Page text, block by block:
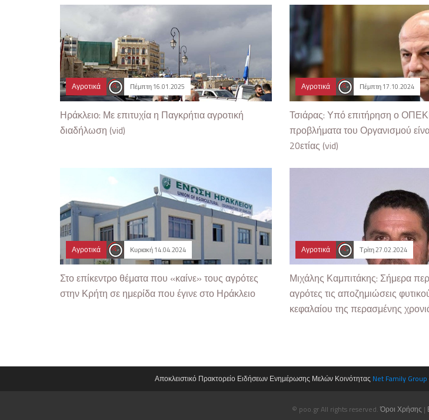
Αγροτικά Πέμπτη 16.01.2025
Ηράκλειο: Με επιτυχία η Παγκρήτια αγροτική
διαδήλωση (vid)
Αγροτικά Πέμπτη 17.10.2024
Τσιάρας: Υπό επιτήρηση ο
προβλήματα του Οργανισμού
20ετίας (vid)
Αγροτικά Κυριακή 14.04.2024
Στο επίκεντρο θέματα που «καίνε» τους αγρότες
στην Κρήτη σε ημερίδα που έγινε στο Ηράκλειο
Αγροτικά Τρίτη 27.02.2024
Μιχάλης Καμπιτάκης: Σήμερα
αγρότες τις αποζημιώσεις
κεφαλαίου της περασμένης
Αποκλειστικό Πρακτορείο Ειδήσεων Ενημέρωσης Μελών Κοινότητας Net Family Group
© poo.gr All rights reserved.Όροι Χρήσης|